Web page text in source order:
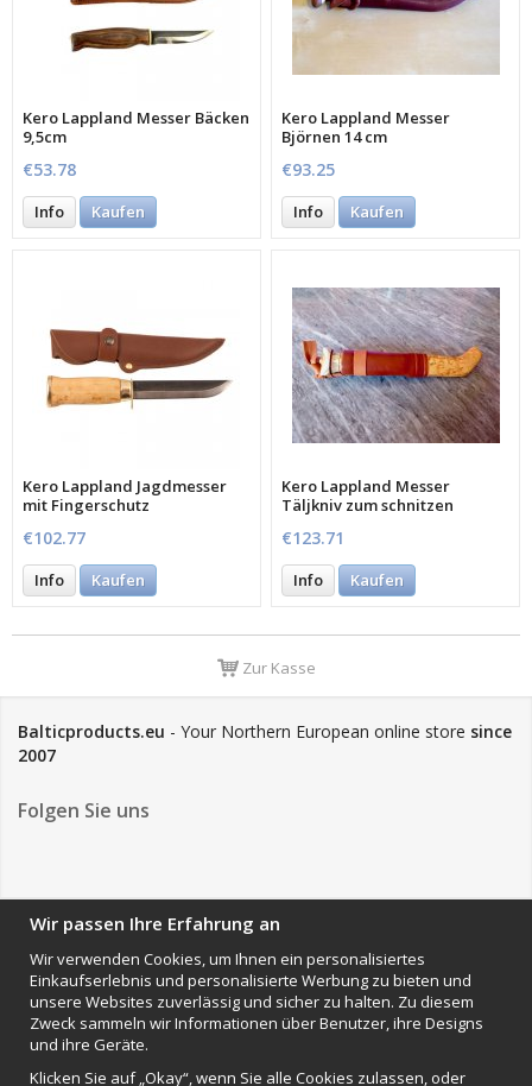
Kero Lappland Messer Bäcken
9,5cm
€53.78
Info Kaufen
Kero Lappland Messer
Björnen 14 cm
€93.25
Info Kaufen
Kero Lappland Jagdmesser
mit Fingerschutz
€102.77
Info Kaufen
Kero Lappland Messer
Täljkniv zum schnitzen
€123.71
Info Kaufen
Zur Kasse
Balticproducts.eu - Your Northern European online store since
2007
Folgen Sie uns
NEWSLETTER
Anmelden
Impressum
VAMOS Commerce AB
Wir passen Ihre Erfahrung an
Wir verwenden Cookies, um Ihnen ein personalisiertes
Einkaufserlebnis und personalisierte Werbung zu bieten und
unsere Websites zuverlässig und sicher zu halten. Zu diesem
Zweck sammeln wir Informationen über Benutzer, ihre Designs
und ihre Geräte.
Klicken Sie auf „Okay“, wenn Sie alle Cookies zulassen, oder